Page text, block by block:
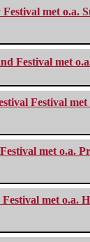
met o.a.
Festival met
Festival
met o.a.
met o.a.